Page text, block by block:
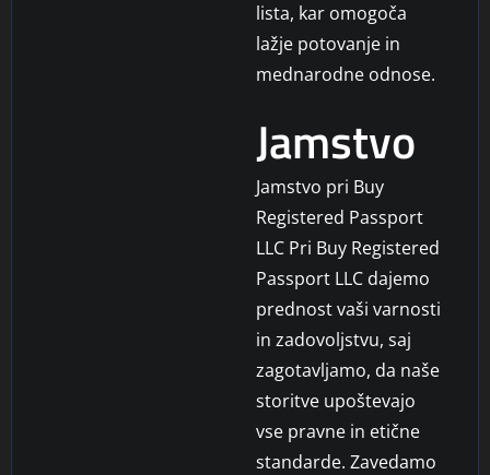
lista, kar omogoča
lažje potovanje in
mednarodne odnose.
Jamstvo
Jamstvo pri Buy
Registered Passport
LLC Pri Buy Registered
Passport LLC dajemo
prednost vaši varnosti
in zadovoljstvu, saj
zagotavljamo, da naše
storitve upoštevajo
vse pravne in etične
standarde. Zavedamo